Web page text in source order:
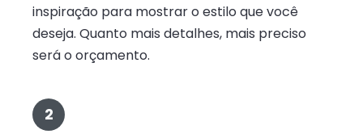
inspiração para mostrar o estilo que você
deseja. Quanto mais detalhes, mais preciso
será o orçamento.
2